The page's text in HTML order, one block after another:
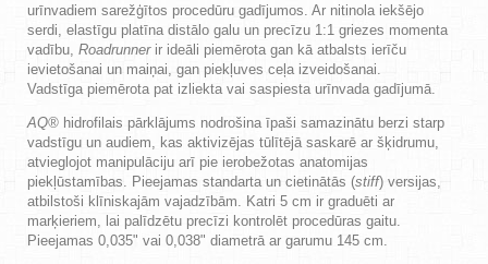
urīnvadiem sarežģītos procedūru gadījumos. Ar nitinola iekšējo
serdi, elastīgu platīna distālo galu un precīzu 1:1 griezes momenta
vadību, Roadrunnerir ideāli piemērota gan kā atbalsts ierīču
ievietošanai un maiņai, gan piekļuves ceļa izveidošanai.
Vadstīga piemērota pat izliekta vai saspiesta urīnvada gadījumā.
AQ® hidrofilais pārklājums nodrošina īpaši samazinātu berzi starp
vadstīgu un audiem, kas aktivizējas tūlītējā saskarē ar šķidrumu,
atvieglojot manipulāciju arī pie ierobežotas anatomijas
piekļūstamības. Pieejamas standarta un cietinātās (stiff) versijas,
atbilstoši klīniskajām vajadzībām. Katri 5 cm ir graduēti ar
marķieriem, lai palīdzētu precīzi kontrolēt procedūras gaitu.
Pieejamas 0,035" vai 0,038" diametrā ar garumu 145 cm.